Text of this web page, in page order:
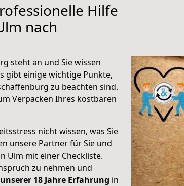
Hilfe
nach
steht an und Sie wissen
gibt einige wichtige Punkte,
zu beachten sind.
Verpacken Ihres kostbaren
nicht wissen, was Sie
unsere Partner für Sie und
Ulm mit einer Checkliste.
zu nehmen und
18 Jahre Erfahrung in